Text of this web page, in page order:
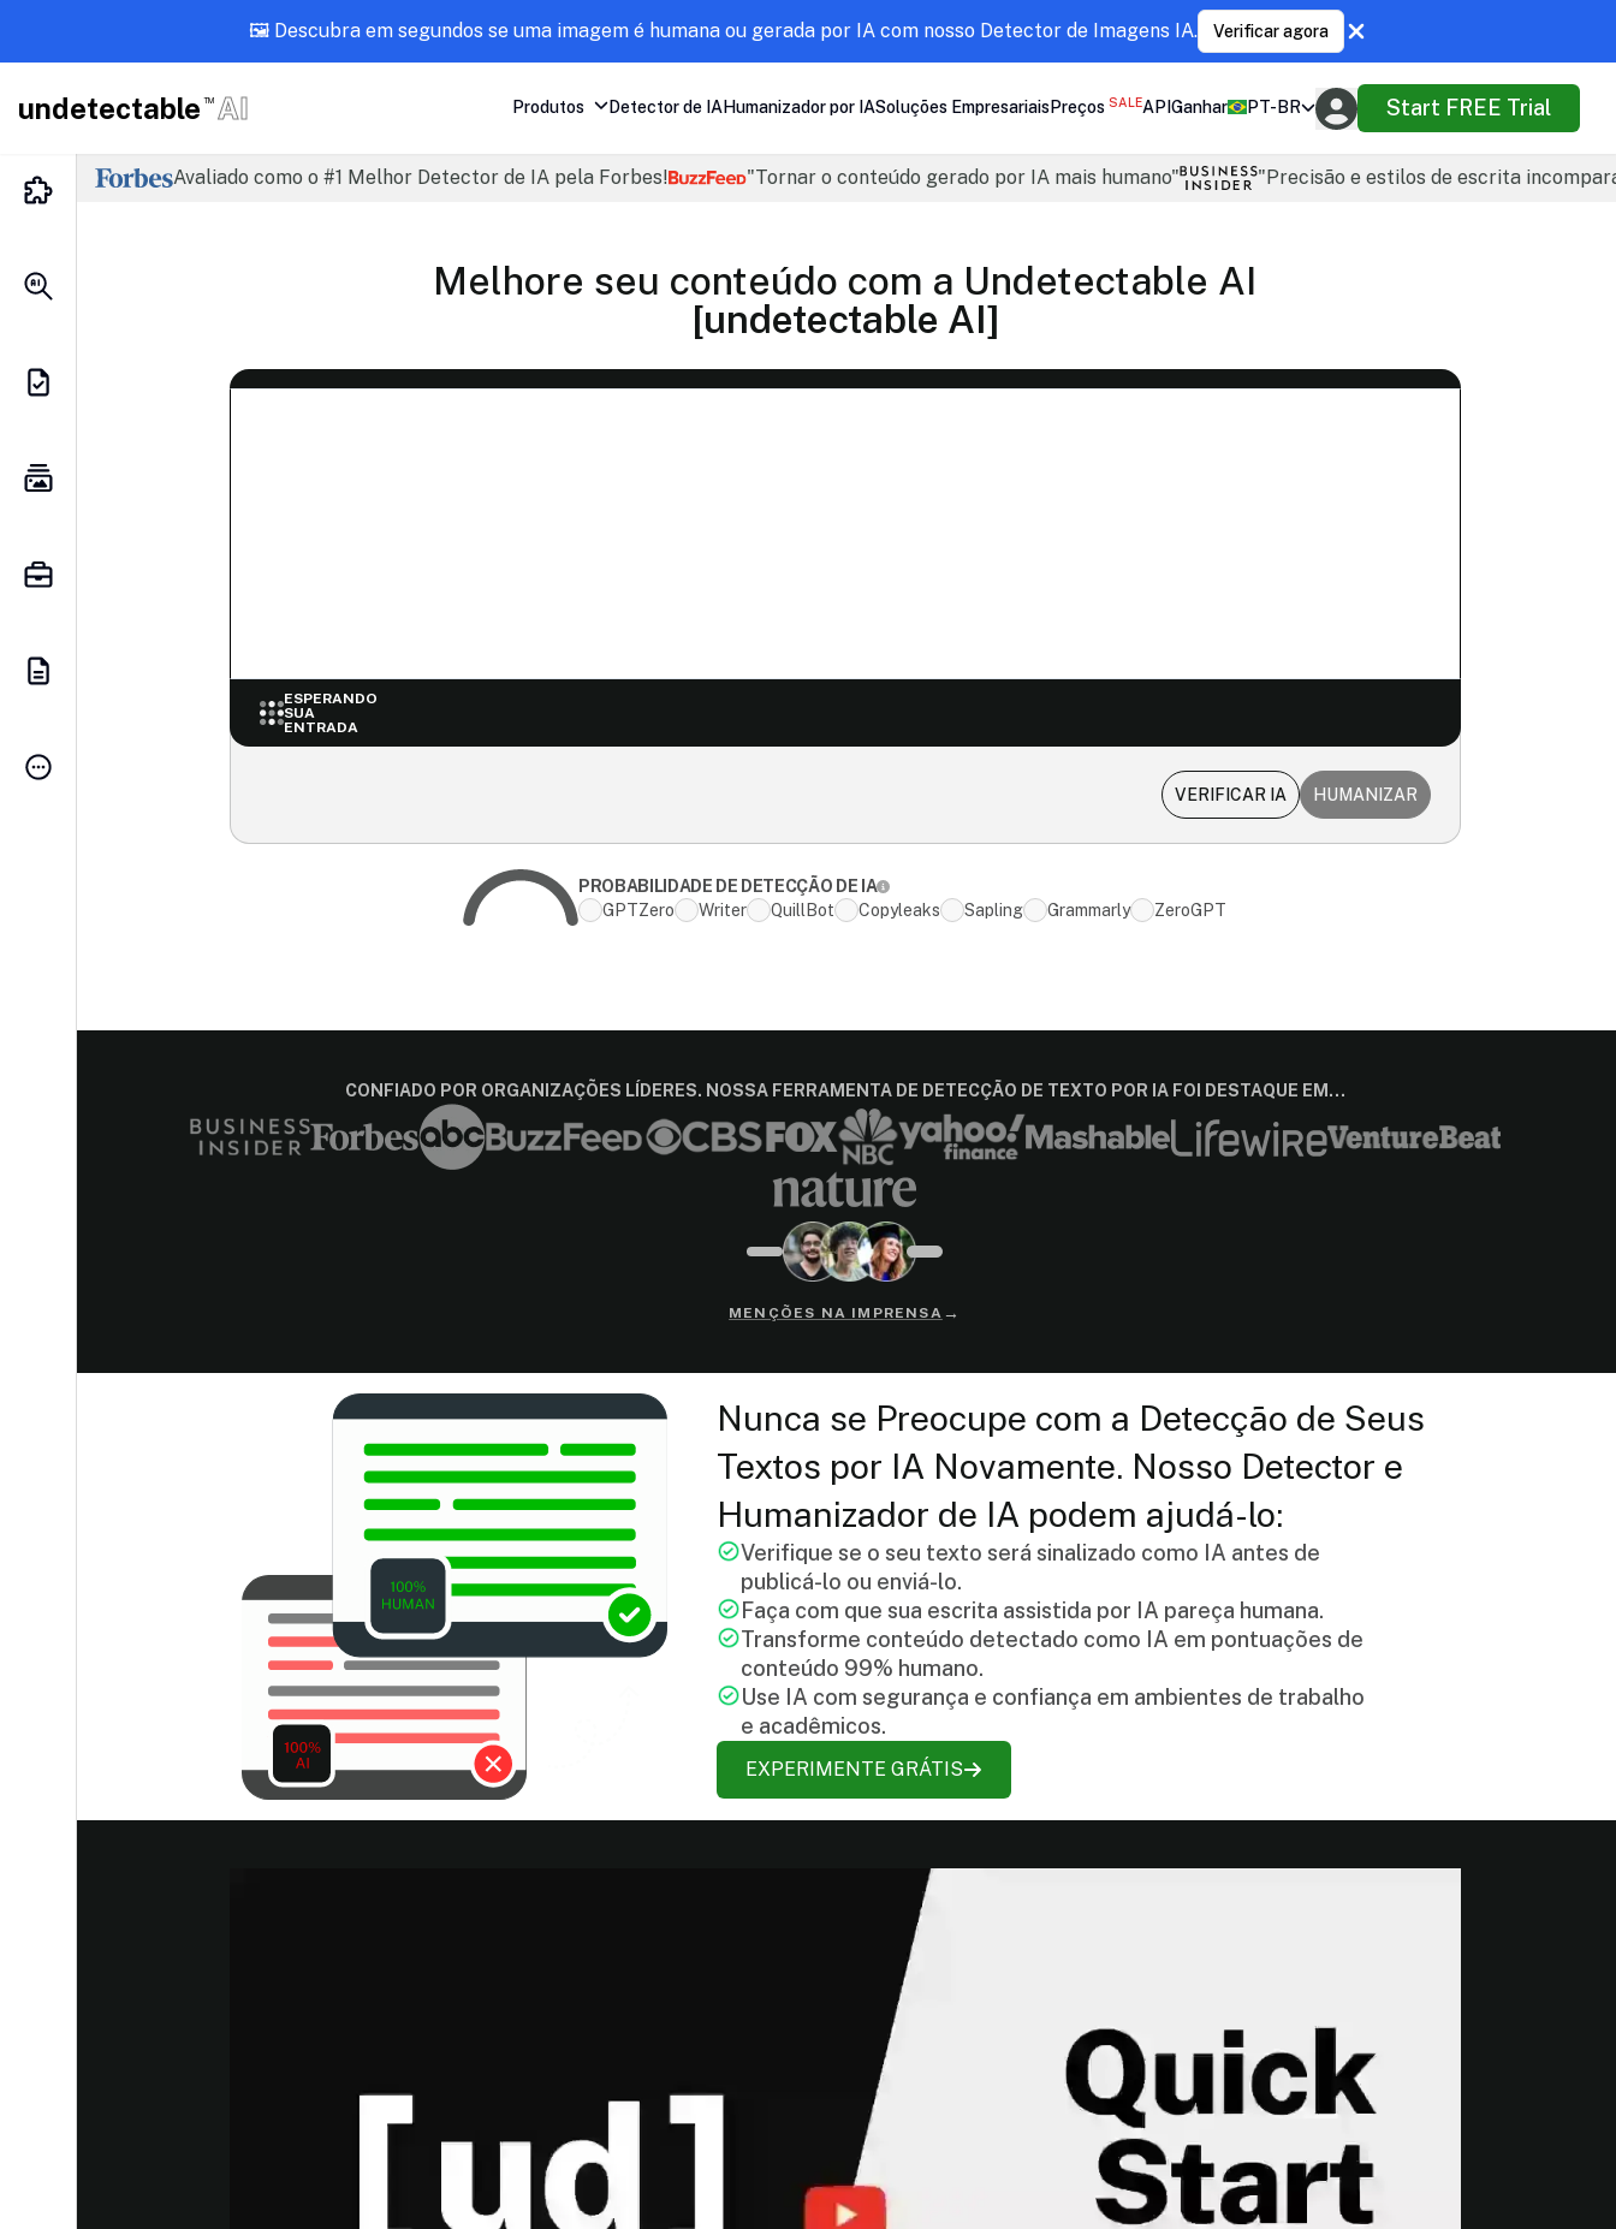
🖼️ Descubra em segundos se uma imagem é humana ou gerada por IA com nosso Detector de Imagens IA. Verificar agora
undetectable TM AI Produtos Detector de IA Humanizador por IASoluções EmpresariaisPreços SALEAPI Ganhar PT-BR Start FREE Trial
Avaliado como o #1 Melhor Detector de IA pela Forbes! "Tornar o conteúdo gerado por IA mais humano" "Precisão e estilos de escrita
Melhore seu conteúdo com a Undetectable AI
[undetectable AI]
ESPERANDO
SUA
ENTRADA
VERIFICAR IA HUMANIZAR
PROBABILIDADE DE DETECÇÃO DE IA
GPTZero
Writer QuillBot Copyleaks Sapling Grammarly ZeroGPT
CONFIADO POR ORGANIZAÇÕES LÍDERES. NOSSA FERRAMENTA DE DETECÇÃO DE TEXTO POR IA FOI DESTAQUE EM…
MENÇÕES NA IMPRENSA →
Nunca se Preocupe com a Detecção de Seus
Textos por IA Novamente. Nosso Detector e
Humanizador de IA podem ajudá-lo:
Verifique se o seu texto será sinalizado como IA antes de
publicá-lo ou enviá-lo.
Faça com que sua escrita assistida por IA pareça humana.
Transforme conteúdo detectado como IA em pontuações de
conteúdo 99% humano.
Use IA com segurança e confiança em ambientes de trabalho
e acadêmicos.
EXPERIMENTE GRÁTIS